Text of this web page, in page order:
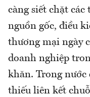
càng siết chặt
nguồn gốc, điều
thương mại ngày
doanh nghiệp
khăn. Trong nước
thiếu liên kết